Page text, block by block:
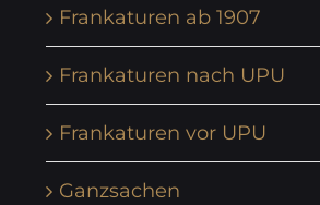
Frankaturen ab 1907
Frankaturen nach UPU
Frankaturen vor UPU
Ganzsachen